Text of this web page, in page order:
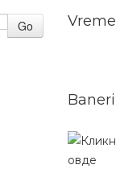
Go
Baneri